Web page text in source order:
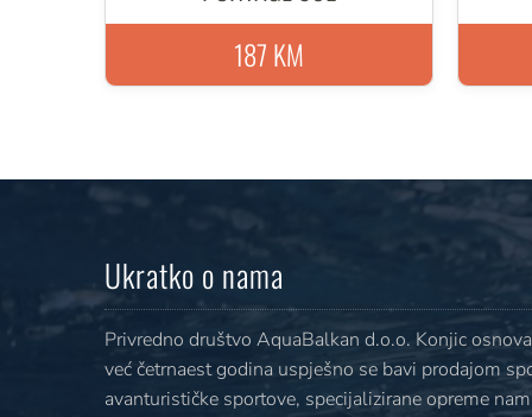
187 KM
Ukratko o nama
Privredno društvo AquaBalkan d.o.o. Konjic
već četrnaest godina uspješno se bavi prodajom
avanturističke sportove, specijalizirane opreme